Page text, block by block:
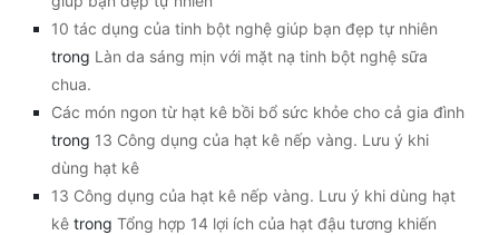
10 tác dụng của tinh bột nghệ giúp bạn đẹp tự nhiên
trong Làn da sáng mịn với mặt nạ tinh bột nghệ sữa
chua.
Các món ngon từ hạt kê bồi bổ sức khỏe cho cả gia đình
trong 13 Công dụng của hạt kê nếp vàng. Lưu ý khi
dùng hạt kê
13 Công dụng của hạt kê nếp vàng. Lưu ý khi dùng hạt
kê trong Tổng hợp 14 lợi ích của hạt đậu tương khiến